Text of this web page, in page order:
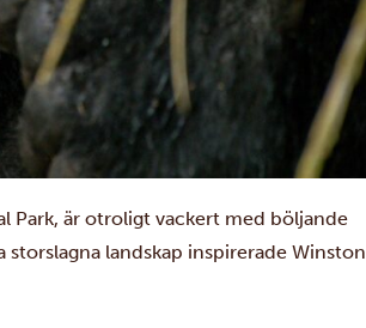
Park, är otroligt vackert med böljande
landskap inspirerade Winston